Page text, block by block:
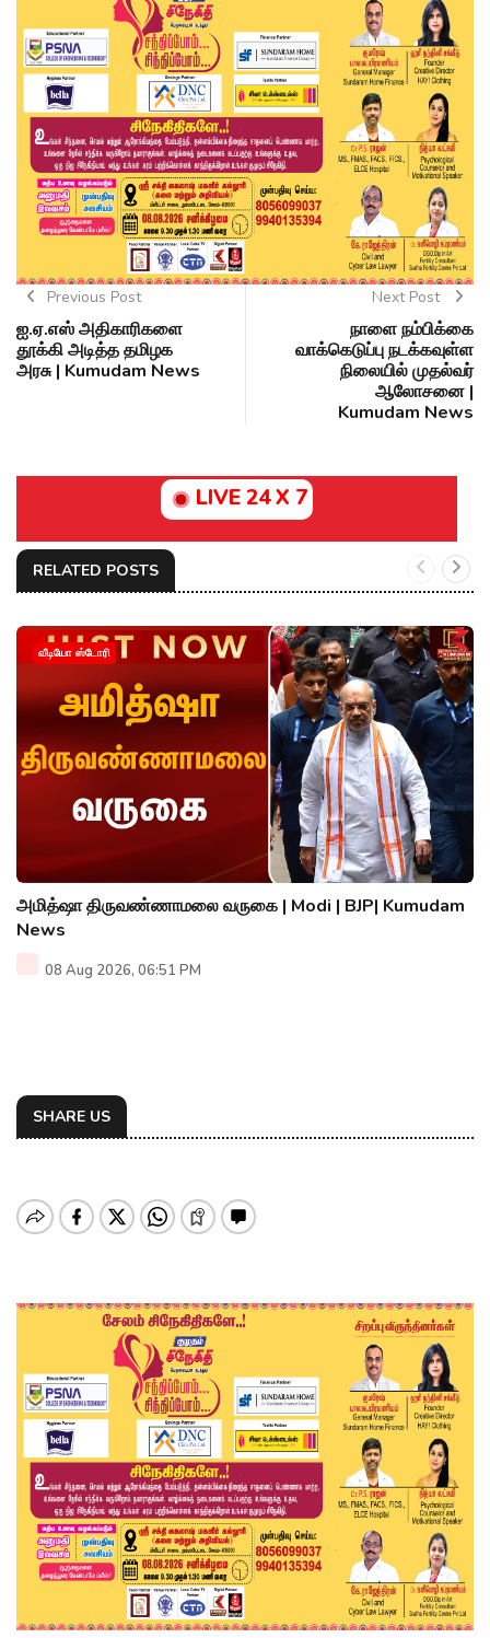
Previous Post
ஐ.ஏ.எஸ் அதிகாரிகளை
தூக்கி அடித்த தமிழக
அரசு | Kumudam News
Next Post
நாளை நம்பிக்கை
வாக்கெடுப்பு நடக்கவுள்ள
நிலையில் முதல்வர்
ஆலோசனை |
Kumudam News
LIVE 24 X 7
RELATED POSTS
வீடியோ ஸ்டோரி
அமித்ஷா திருவண்ணாமலை வருகை | Modi | BJP| Kumudam
News
08 Aug 2026, 06:51 PM
SHARE US